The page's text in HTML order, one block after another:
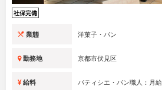
社保完備
業態 洋菓子・パン
勤務地 京都市伏見区
給料 パティシエ・パン職人：月